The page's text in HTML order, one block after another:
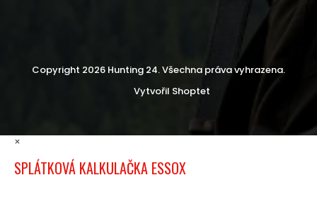
Vytvořil Shoptet
Copyright 2026 Hunting 24. Všechna práva vyhrazena.
×
SPLÁTKOVÁ KALKULAČKA ESSOX